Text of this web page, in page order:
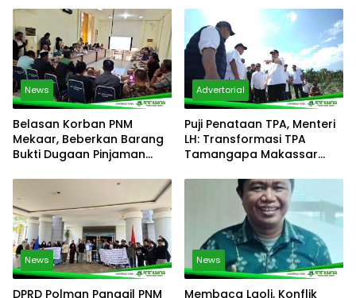
News
Belasan Korban PNM
Mekaar, Beberkan Barang
Bukti Dugaan Pinjaman
Advertorial
Puji Penataan TPA, Menteri
LH: Transformasi TPA
Tamangapa Makassar
Nasional
News
DPRD Polman Panggil PNM
News
Membaca Laoli, Konflik